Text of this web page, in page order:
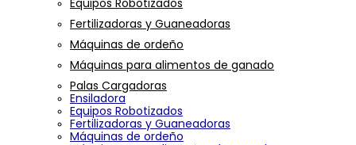
Equipos Robotizados
Fertilizadoras y Guaneadoras
Máquinas de ordeño
Máquinas para alimentos de ganado
Palas Cargadoras
Ensiladora
Equipos Robotizados
Fertilizadoras y Guaneadoras
Máquinas de ordeño